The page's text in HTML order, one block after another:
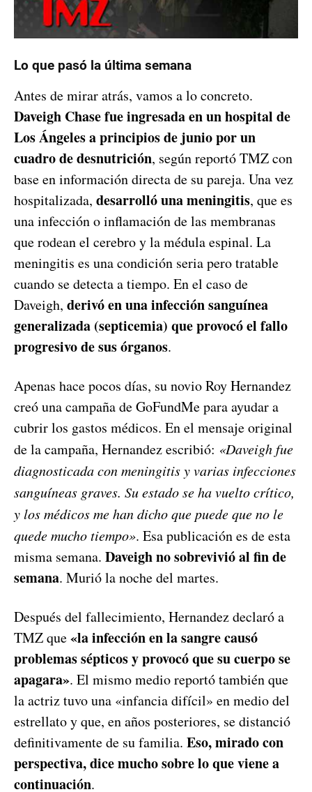
Lo que pasó la última semana
Antes de mirar atrás, vamos a lo concreto.
Daveigh Chase fue ingresada en un hospital de
Los Ángeles a principios de junio por un
cuadro de desnutrición, según reportó TMZ con
base en información directa de su pareja. Una vez
hospitalizada, desarrolló una meningitis, que es
una infección o inflamación de las membranas
que rodean el cerebro y la médula espinal. La
meningitis es una condición seria pero tratable
cuando se detecta a tiempo. En el caso de
Daveigh, derivó en una infección sanguínea
generalizada (septicemia) que provocó el fallo
progresivo de sus órganos.
Apenas hace pocos días, su novio Roy Hernandez
creó una campaña de GoFundMe para ayudar a
cubrir los gastos médicos. En el mensaje original
de la campaña, Hernandez escribió: «Daveigh fue
diagnosticada con meningitis y varias infecciones
sanguíneas graves. Su estado se ha vuelto crítico,
y los médicos me han dicho que puede que no le
quede mucho tiempo». Esa publicación es de esta
misma semana. Daveigh no sobrevivió al fin de
semana. Murió la noche del martes.
Después del fallecimiento, Hernandez declaró a
TMZ que«la infección en la sangre causó
problemas sépticos y provocó que su cuerpo se
apagara». El mismo medio reportó también que
la actriz tuvo una «infancia difícil» en medio del
estrellato y que, en años posteriores, se distanció
definitivamente de su familia. Eso, mirado con
perspectiva, dice mucho sobre lo que viene a
continuación.